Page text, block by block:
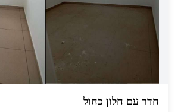
חדר עם חלון כחול